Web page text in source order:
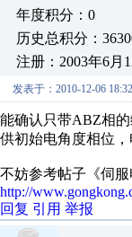
年度积分：0
历史总积分：
注册：2003年6月
发表于：2010-12-06
能确认只带ABZ相
供初始电角度相位，
不妨参考帖子《伺
http://
回复 引用 举报